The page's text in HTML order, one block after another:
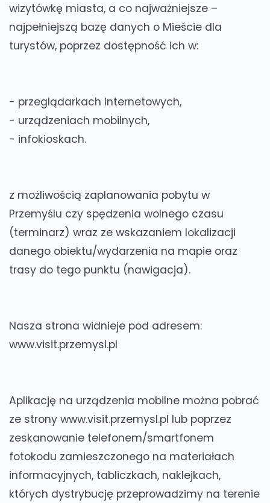
wizytówkę miasta, a co najważniejsze –
najpełniejszą bazę danych o Mieście dla
turystów, poprzez dostępność ich w:
- przeglądarkach internetowych,
- urządzeniach mobilnych,
- infokioskach.
z możliwością zaplanowania pobytu w
Przemyślu czy spędzenia wolnego czasu
(terminarz) wraz ze wskazaniem lokalizacji
danego obiektu/wydarzenia na mapie oraz
trasy do tego punktu (nawigacja).
Nasza strona widnieje pod adresem:
www.visit.przemysl.pl
Aplikację na urządzenia mobilne można pobrać
ze strony www.visit.przemysl.pl lub poprzez
zeskanowanie telefonem/smartfonem
fotokodu zamieszczonego na materiałach
informacyjnych, tabliczkach, naklejkach,
których dystrybucję przeprowadzimy na terenie